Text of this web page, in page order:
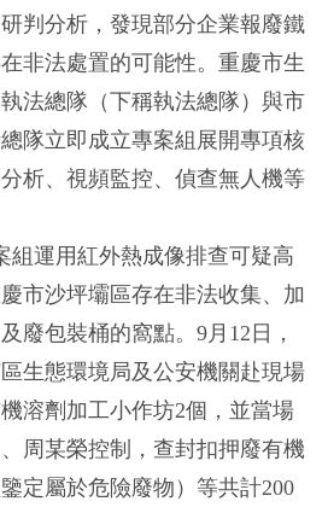
判分析，發現部分企業報廢鐵
非法處置的可能性。重慶市生
法總隊（下稱執法總隊）與市
隊立即成立專案組展開專項核
析、視頻監控、偵查無人機等
運用紅外熱成像排查可疑高
市沙坪壩區存在非法收集、加
廢包裝桶的窩點。9月12日，
生態環境局及公安機關赴現場
溶劑加工小作坊2個，並當場
周某榮控制，查封扣押廢有機
定屬於危險廢物）等共計200